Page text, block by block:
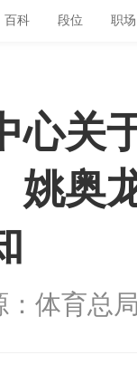
百科 段位 职场
心关
姚奥
：体育总